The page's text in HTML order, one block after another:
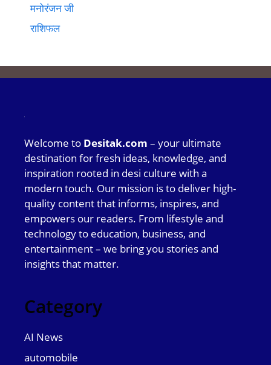
मनोरंजन जी
राशिफल
Welcome to Desitak.com – your ultimate
destination for fresh ideas, knowledge, and
inspiration rooted in desi culture with a
modern touch. Our mission is to deliver high-
quality content that informs, inspires, and
empowers our readers. From lifestyle and
technology to education, business, and
entertainment – we bring you stories and
insights that matter.
Category
AI News
automobile